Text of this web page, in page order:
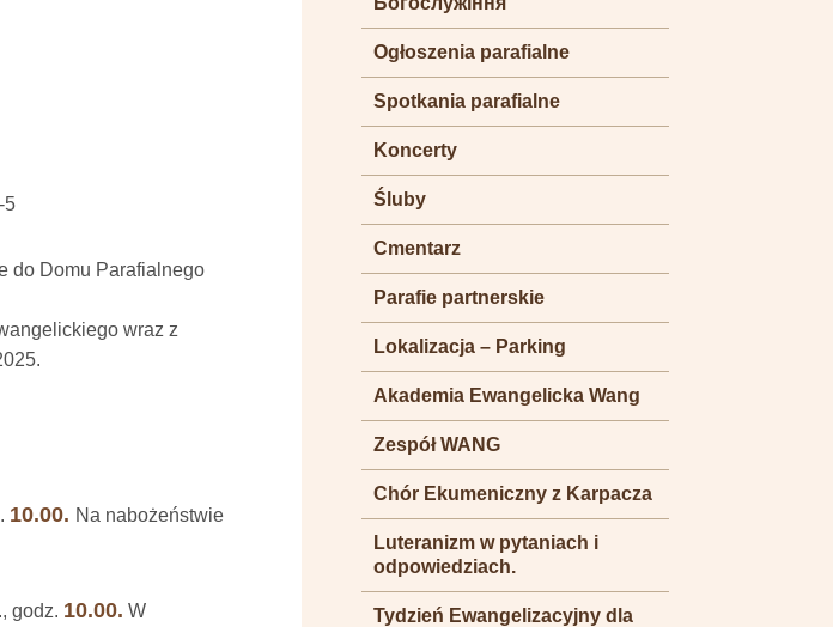
5
do Domu Parafialnego
wraz z
10.00. Na nabożeństwie
godz. 10.00. W
Ogłoszenia parafialne
Spotkania parafialne
Koncerty
Śluby
Cmentarz
Parafie partnerskie
Lokalizacja – Parking
Akademia Ewangelicka Wang
Zespół WANG
Chór Ekumeniczny z Karpacza
Luteranizm w pytaniach i
odpowiedziach.
Tydzień Ewangelizacyjny dla